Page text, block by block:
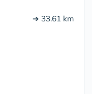
➔ 33.61 km